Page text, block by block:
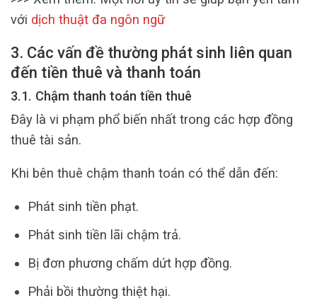
với dịch thuật đa ngôn ngữ
3. Các vấn đề thường phát sinh liên quan
đến tiền thuê và thanh toán
3.1. Chậm thanh toán tiền thuê
Đây là vi phạm phổ biến nhất trong các hợp đồng
thuê tài sản.
Khi bên thuê chậm thanh toán có thể dẫn đến:
Phát sinh tiền phạt.
Phát sinh tiền lãi chậm trả.
Bị đơn phương chấm dứt hợp đồng.
Phải bồi thường thiệt hại.